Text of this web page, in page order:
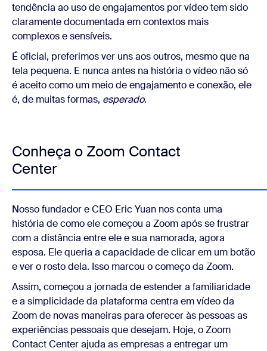
tendência ao uso de engajamentos por vídeo tem sido
claramente documentada em contextos mais
complexos e sensíveis.
É oficial, preferimos ver uns aos outros, mesmo que na
tela pequena. E nunca antes na história o vídeo não só
é aceito como um meio de engajamento e conexão, ele
é, de muitas formas, esperado.
Conheça o Zoom Contact
Center
Nosso fundador e CEO Eric Yuan nos conta uma
história de como ele começou a Zoom após se frustrar
com a distância entre ele e sua namorada, agora
esposa. Ele queria a capacidade de clicar em um botão
e ver o rosto dela. Isso marcou o começo da Zoom.
Assim, começou a jornada de estender a familiaridade
e a simplicidade da plataforma centra em vídeo da
Zoom de novas maneiras para oferecer às pessoas as
experiências pessoais que desejam. Hoje, o Zoom
Contact Center ajuda as empresas a entregar um